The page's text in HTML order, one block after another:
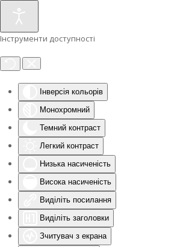
Інструменти доступності
Інверсія кольорів
Монохромний
Темний контраст
Легкий контраст
Низька насиченість
Висока насиченість
Виділіть посилання
Виділіть заголовки
Зчитувач з екрана